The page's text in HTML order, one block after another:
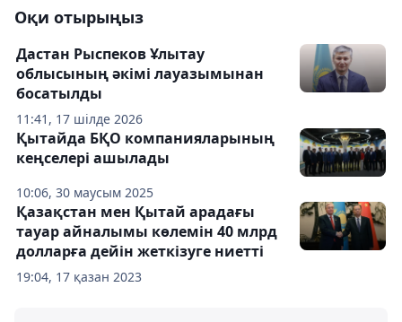
Оқи отырыңыз
11:41, 17 шілде 2026
Дастан Рыспеков Ұлытау
облысының әкімі лауазымынан
босатылды
10:06, 30 маусым 2025
Қытайда БҚО компанияларының
кеңселері ашылады
19:04, 17 қазан 2023
Қазақстан мен Қытай арадағы
тауар айналымы көлемін 40 млрд
долларға дейін жеткізуге ниетті